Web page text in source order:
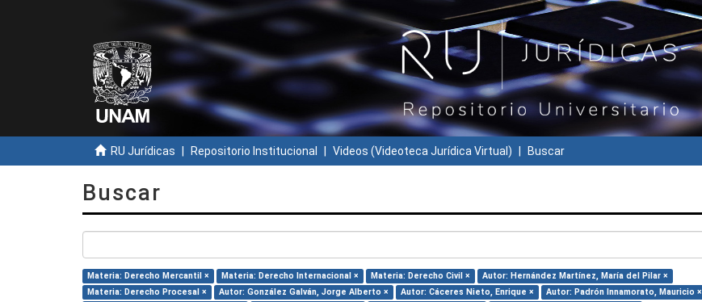
RU Jurídicas Repositorio Institucional Videos (Videoteca Jurídica Virtual) Buscar
Buscar
Materia: Derecho Mercantil × Materia: Derecho Internacional × Materia: Derecho Civil ×
Autor: Hernández Martínez, María del Pilar ×
Materia: Derecho Procesal ×
Autor: González Galván, Jorge Alberto × Autor: Cáceres Nieto, Enrique ×
Autor: Padrón Innamorato, Mauricio ×